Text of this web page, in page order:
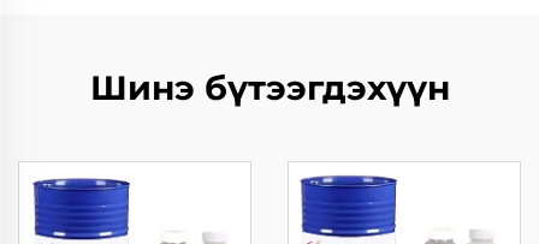
Шинэ бүтээгдэхүүн